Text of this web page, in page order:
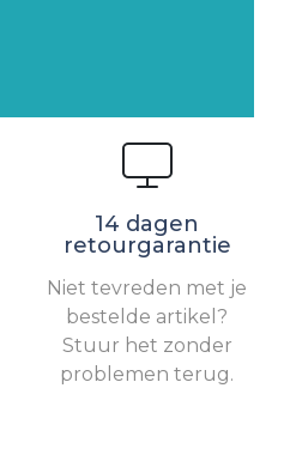
14 dagen
retourgarantie
Niet tevreden met je
bestelde artikel?
Stuur het zonder
problemen terug.